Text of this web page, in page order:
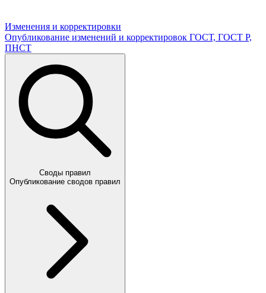
Изменения и корректировки
Опубликование изменений и корректировок ГОСТ, ГОСТ Р,
ПНСТ
Своды правил
Опубликование сводов правил